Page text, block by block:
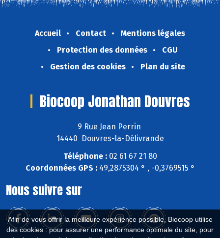
Afin de vous offrir la meilleure expérience possible, Biocoop utilise
des cookies : pour assurer une performance optimale du site, pour
Accueil Contact
Mentions légales
Protection des données
CGU
Gestion des cookies
Plan du site
Biocoop Jonathan Douvres
9 Rue Jean Perrin
14440 Douvres-la-Délivrande
Téléphone :02 61 67 21 80
Coordonnées GPS :49,2875304 ° , -0,3769515 °
Nous suivre sur